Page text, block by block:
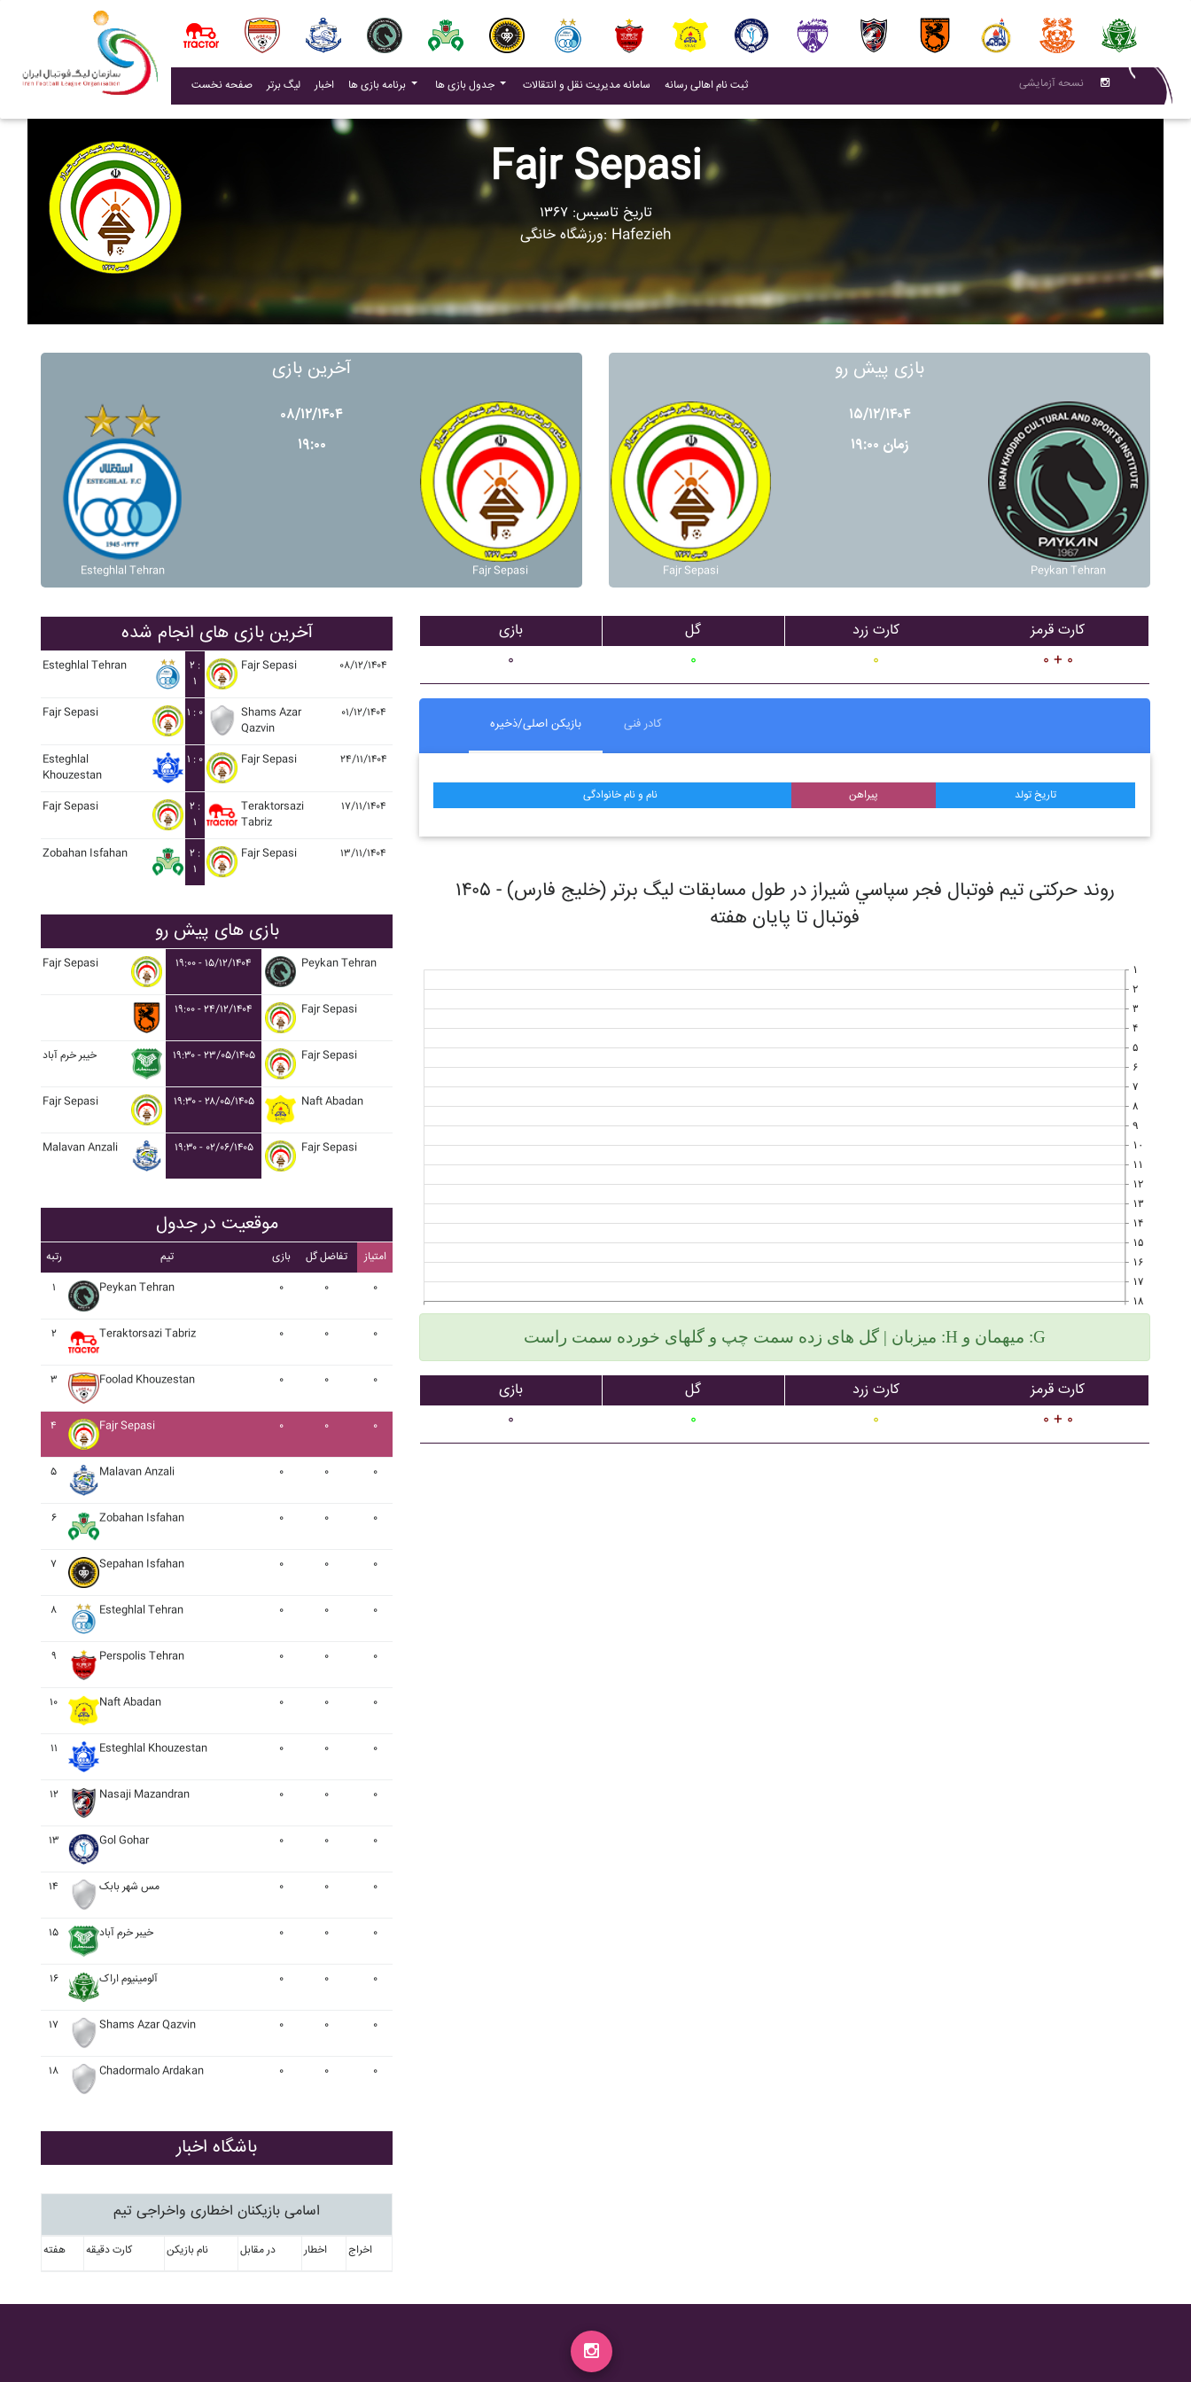
صفحه نخست لیگ برتر اخبار(current) برنامه بازی ها جدول بازی ها سامانه مدیریت نقل و انتقالات (current)
ثبت نام اهالی رسانه(current) نسحه آزمایشی
Fajr Sepasi
تاریخ تاسیس: ۱۳۶۷
ورزشگاه خانگی: Hafezieh
آخرین بازی
Esteghlal Tehran
۰۸/۱۲/۱۴۰۴
۱۹:۰۰
Fajr Sepasi
بازی پیش رو
Fajr Sepasi
۱۵/۱۲/۱۴۰۴
زمان ۱۹:۰۰
Peykan Tehran
آخرین بازی های انجام شده
Esteghlal Tehran
۲ :
۱
Fajr Sepasi ۰۸/۱۲/۱۴۰۴
Fajr Sepasi ۱ : ۰
Shams Azar
Qazvin
۰۱/۱۲/۱۴۰۴
Esteghlal
Khouzestan
۱ : ۰ Fajr Sepasi ۲۴/۱۱/۱۴۰۴
Fajr Sepasi
۲ :
۱
Teraktorsazi
Tabriz
۱۷/۱۱/۱۴۰۴
Zobahan Isfahan
۲ :
۱
Fajr Sepasi ۱۳/۱۱/۱۴۰۴
بازی های پیش رو
Fajr Sepasi ۱۹:۰۰ - ۱۵/۱۲/۱۴۰۴ Peykan Tehran
۱۹:۰۰ - ۲۴/۱۲/۱۴۰۴ Fajr Sepasi
خيبر خرم آباد ۱۹:۳۰ - ۲۳/۰۵/۱۴۰۵ Fajr Sepasi
Fajr Sepasi ۱۹:۳۰ - ۲۸/۰۵/۱۴۰۵ Naft Abadan
Malavan Anzali ۱۹:۳۰ - ۰۲/۰۶/۱۴۰۵ Fajr Sepasi
موقعیت در جدول
رتبه تیم بازی تفاضل گل
امتیاز
۱
Peykan Tehran ۰ ۰ ۰
۲ Teraktorsazi Tabriz ۰ ۰ ۰
۳ Foolad Khouzestan ۰ ۰ ۰
۴ Fajr Sepasi ۰ ۰ ۰
۵ Malavan Anzali ۰ ۰ ۰
۶ Zobahan Isfahan ۰ ۰ ۰
۷ Sepahan Isfahan ۰ ۰ ۰
۸ Esteghlal Tehran ۰ ۰ ۰
۹ Perspolis Tehran ۰ ۰ ۰
۱۰ Naft Abadan ۰ ۰ ۰
۱۱ Esteghlal Khouzestan ۰ ۰ ۰
۱۲ Nasaji Mazandran ۰ ۰ ۰
۱۳ Gol Gohar ۰ ۰ ۰
۱۴ مس شهر بابک ۰ ۰ ۰
۱۵ خيبر خرم آباد ۰ ۰ ۰
۱۶ آلومينيوم اراک ۰ ۰ ۰
۱۷ Shams Azar Qazvin ۰ ۰ ۰
۱۸ Chadormalo Ardakan ۰ ۰ ۰
باشگاه اخبار
اسامی بازیکنان اخطاری واخراجی تیم
هفته کارت دقیقه نام بازیکن در مقابل اخطار اخراج
بازی
۰
گل
۰
کارت زرد
۰
کارت قرمز
۰ + ۰
بازیکن اصلی/ذخیره کادر فنی
نام و نام خانوادگی پیراهن تاریخ تولد
روند حرکتی تیم فوتبال فجر سپاسي شیراز در طول مسابقات ليگ برتر (خليج فارس) - ۱۴۰۵
فوتبال تا پایان هفته
۱
۲
۳
۴
۵
۶
۷
۸
۹
۱۰
۱۱
۱۲
۱۳
۱۴
۱۵
۱۶
۱۷
۱۸
میزبان | گل های زده سمت چپ و گلهای خورده سمت راست :H میهمان و :G
بازی
۰
گل
۰
کارت زرد
۰
کارت قرمز
۰ + ۰